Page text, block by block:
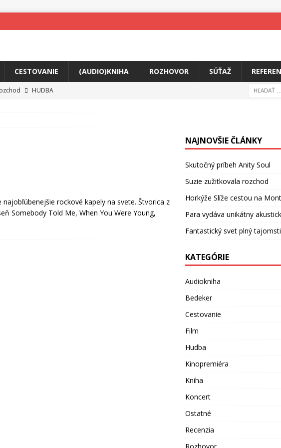
CESTOVANIE (AUDIO)KNIHA ROZHOVOR SÚŤAŽ
HUDBA
rockové kapely na svete. Štvorica z
Somebody Told Me, When You Were Young,
NAJNOVŠIE ČLÁNKY
Skutočný príbeh Anity Soul
Suzie zužitkovala rozchod
Horkýže Slíže cestou na
Para vydáva unikátny
Fantastický svet plný
KATEGÓRIE
Audiokniha
Bedeker
Cestovanie
Film
Hudba
Kinopremiéra
Kniha
Koncert
Ostatné
Recenzia